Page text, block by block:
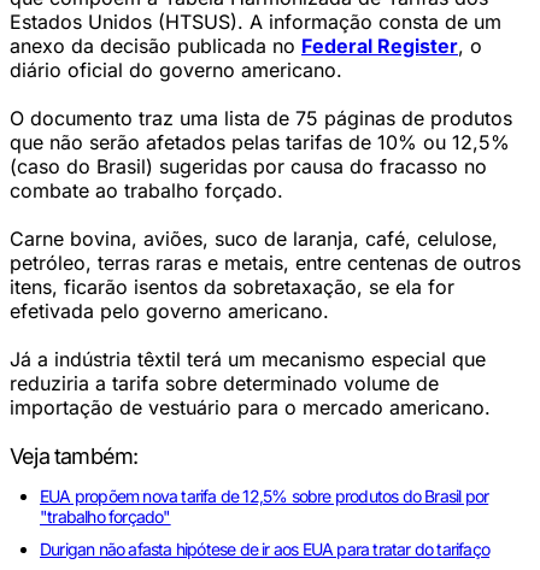
Estados Unidos (HTSUS). A informação consta de um
anexo da decisão publicada no Federal Register, o
diário oficial do governo americano.
O documento traz uma lista de 75 páginas de produtos
que não serão afetados pelas tarifas de 10% ou 12,5%
(caso do Brasil) sugeridas por causa do fracasso no
combate ao trabalho forçado.
Carne bovina, aviões, suco de laranja, café, celulose,
petróleo, terras raras e metais, entre centenas de outros
itens, ficarão isentos da sobretaxação, se ela for
efetivada pelo governo americano.
Já a indústria têxtil terá um mecanismo especial que
reduziria a tarifa sobre determinado volume de
importação de vestuário para o mercado americano.
Veja também:
EUA propõem nova tarifa de 12,5% sobre produtos do Brasil por
"trabalho forçado"
Durigan não afasta hipótese de ir aos EUA para tratar do tarifaço